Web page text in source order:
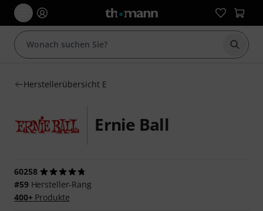
Suche
Herstellerübersicht E
Ernie Ball
60258
#59Hersteller-Rang
400+Produkte